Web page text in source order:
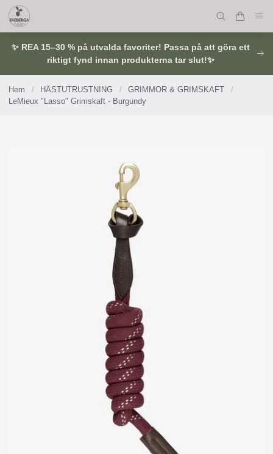
✨ REA 15–30 % på utvalda favoriter! Passa på att göra ett
riktigt fynd innan produkterna tar slut!✨
Hem / HÄSTUTRUSTNING / GRIMMOR & GRIMSKAFT
/
LeMieux "Lasso" Grimskaft - Burgundy